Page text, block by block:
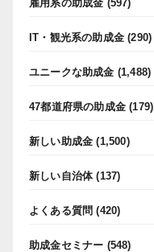
雇用系の助成金 (597)
IT・観光系の助成金 (290)
ユニークな助成金 (1,488)
47都道府県の助成金 (179)
新しい助成金 (1,500)
新しい自治体(137)
よくある質問 (420)
助成金セミナー (548)